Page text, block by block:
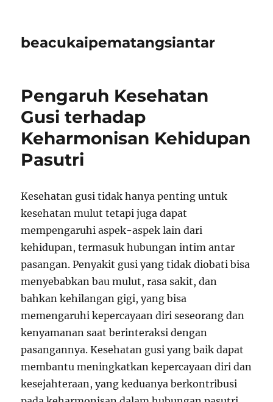
beacukaipematangsiantar
Pengaruh Kesehatan
Gusi terhadap
Keharmonisan Kehidupan
Pasutri
Kesehatan gusi tidak hanya penting untuk
kesehatan mulut tetapi juga dapat
mempengaruhi aspek-aspek lain dari
kehidupan, termasuk hubungan intim antar
pasangan. Penyakit gusi yang tidak diobati bisa
menyebabkan bau mulut, rasa sakit, dan
bahkan kehilangan gigi, yang bisa
memengaruhi kepercayaan diri seseorang dan
kenyamanan saat berinteraksi dengan
pasangannya. Kesehatan gusi yang baik dapat
membantu meningkatkan kepercayaan diri dan
kesejahteraan, yang keduanya berkontribusi